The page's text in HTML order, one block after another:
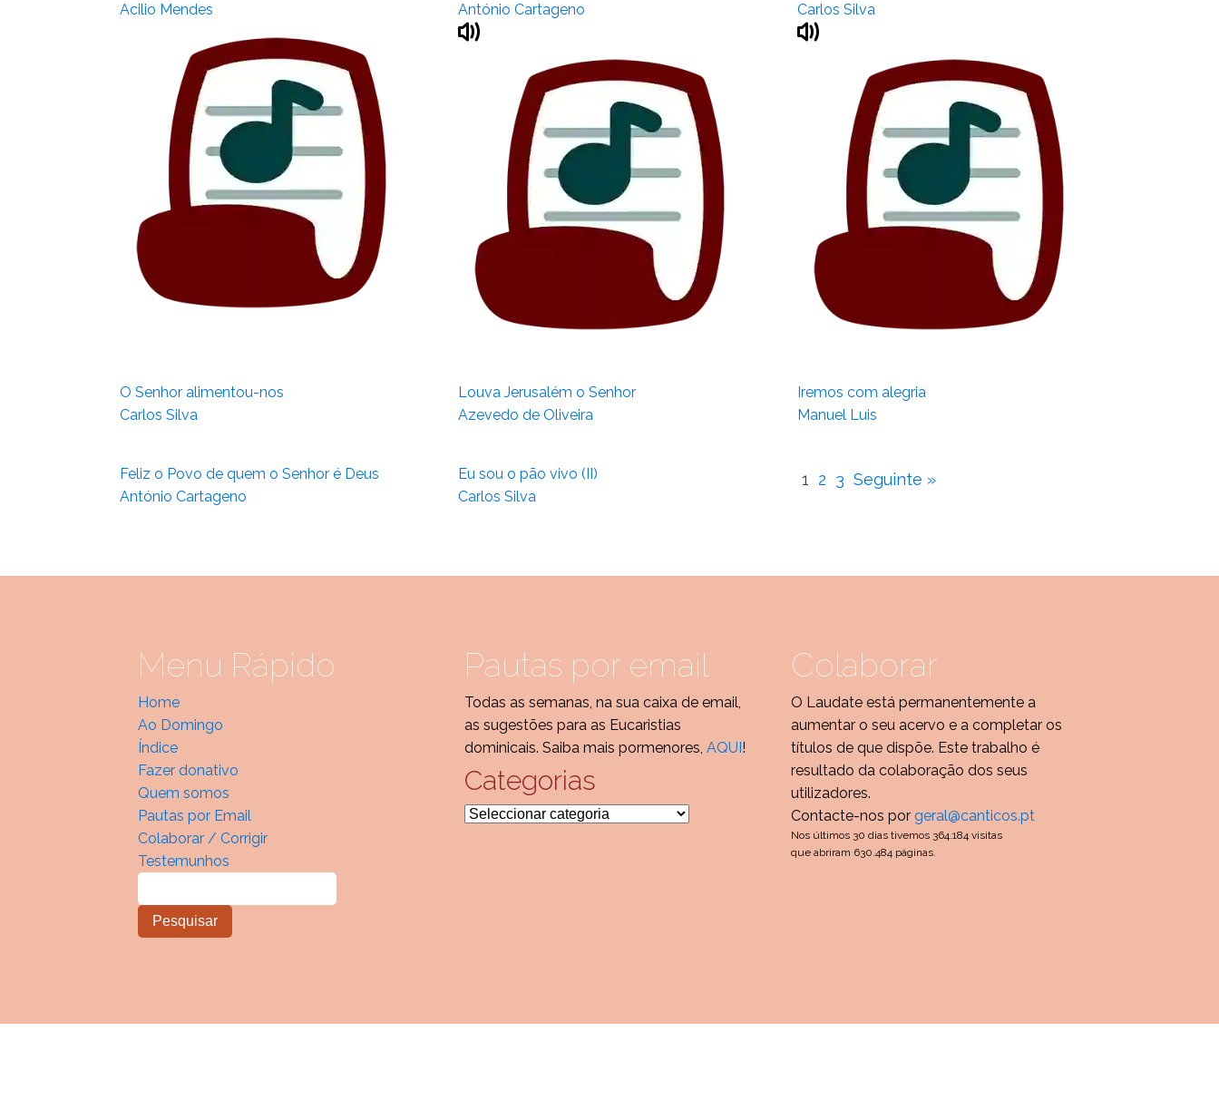
Acilio Mendes
António Cartageno
Carlos Silva
O Senhor alimentou-nos
Carlos Silva
Louva Jerusalém o Senhor
Azevedo de Oliveira
Iremos com alegria
Manuel Luis
Feliz o Povo de quem o Senhor é Deus
António Cartageno
Eu sou o pão vivo (II)
Carlos Silva
1 2 3 Seguinte »
Menu Rápido
Home
Ao Domingo
Índice
Fazer donativo
Quem somos
Pautas por Email
Colaborar / Corrigir
Testemunhos
Pautas por email
Todas as semanas, na sua caixa de email,
as sugestões para as Eucaristias
dominicais. Saiba mais pormenores, AQUI!
Categorias
Categorias
Colaborar
O Laudate está permanentemente a
aumentar o seu acervo e a completar os
títulos de que dispõe. Este trabalho é
resultado da colaboração dos seus
utilizadores.
Contacte-nos por geral@canticos.pt
Nos últimos 30 dias tivemos 364.184 visitas
que abriram 630.484 páginas.